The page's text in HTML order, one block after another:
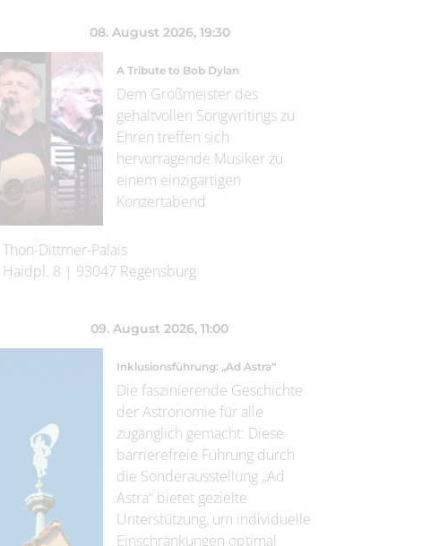
08. August 2026, 19:30
A Tribute to Bob Dylan
Dem Großmeister des
gehaltvollen Songwritings zu
Ehren treffen sich
hervorragende Musiker zu
einem einzigartigen
Konzertabend
Thon-Dittmer-Palais
Haidpl. 8 | 93047 Regensburg
09. August 2026, 11:00
Inklusionsführung: „Ad Astra“
Die faszinierende Geschichte
der Astronomie für alle
zugänglich gemacht: Diese
barrierefreie Führung durch
die Sonderausstellung „Ad
Astra“ bietet gezielte
Unterstützung, um individuelle
Einschränkungen optimal